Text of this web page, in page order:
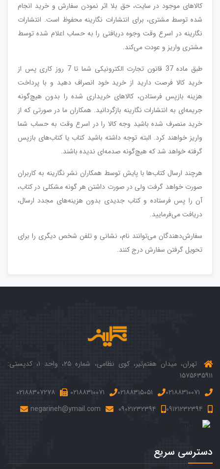
کالاهای موجود در سایت، حق بلا اثر نمودن سفارش و خرید انجام
شده توسط مشتری، برای انتشارات نگارینه محفوظ است. انتشارات
نگارینه در اسرع وقت وجوه دریافتی را به حساب اعلام شده توسط
مشتری واریز و عودت می‌کند.
طبق ماده 37 قانون تجارت الکترونیکی شما تا 7 روز کاری پس از
خرید کالا فرصت دارید از خرید خود انصراف دهید و با پرداخت
هزینه بازپس‌ فرستادن، کالاهای خریداری شده را بدون هیچ‌گونه
جریمه‌ای به انتشارات نگارینه بازگردانید. همکاران ما در صورتی که از
خرید منصرف شده باشید وجه کالا را در اسرع وقت به حساب شما
واریز خواهند کرد. البته توجه داشته باشید کتاب یا کتاب‌های بازپس
گرفته خواهد شد که هیچ‌گونه صدمه‌ای ندیده باشند.
هرچند ارسال کتاب‌ها با پایش توسط همکاران نشر نگارینه به کاربران
صورت خواهد گرفت ولی در صورت داشتن هر گونه مشکلی در کتاب،
آن را پس فرستاده و کتاب جدیدی بدون هزینه‌های مجدد ارسال،
دریافت می‌فرمایید.
سفارش‌دهندگان می‌توانند نام، نشانی و تلفن شخص دیگری را برای
تحویل گرفتن سفارش درج کنند.
تهران، میدان هفتم‌‌تیر، کوی نظامی، شماره ۲۵، واحد ۱، کدپستی:
۱۵۷۵۶۳۵۹۱۱
۰۲۱۸۸۳۱۰۰۷۱
۰۲۱۸۸۳۱۵۰۵۱ ۰۲۱۸۸۳۱۰۰۷۱
۰۲۱۸۸۳۰۷۲۷۸
۰۹۱۲۱۲۳۲۳۹۴
۰۹۰۲۱۲۳۲۳۹۴ negarineh@ymail.com
دسترسی سریع